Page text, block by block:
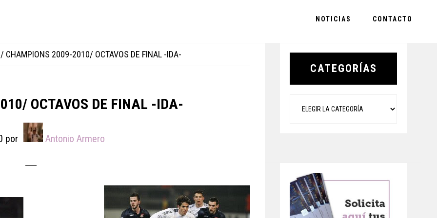
NOTICIAS CONTACTO
/ CHAMPIONS 2009-2010/ OCTAVOS DE FINAL -IDA-
OCTAVOS DE FINAL -IDA-
por Antonio Armero
Primary
CATEGORÍAS